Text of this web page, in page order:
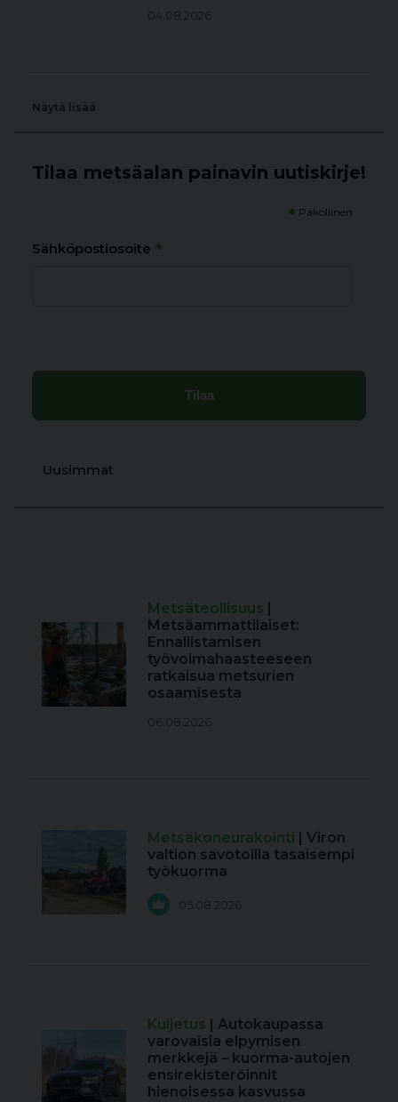
04.08.2026
Näytä lisää
Tilaa metsäalan painavin uutiskirje!
* Pakollinen
Sähköpostiosoite *
Uusimmat
Metsäteollisuus
Metsäammattilaiset:
Ennallistamisen
työvoimahaasteeseen
ratkaisua metsurien
osaamisesta
06.08.2026
Metsäkoneurakointi
| Viron
valtion savotoilla tasaisempi
työkuorma
05.08.2026
Kuljetus
| Autokaupassa
varovaisia elpymisen
merkkejä – kuorma-autojen
ensirekisteröinnit
hienoisessa kasvussa